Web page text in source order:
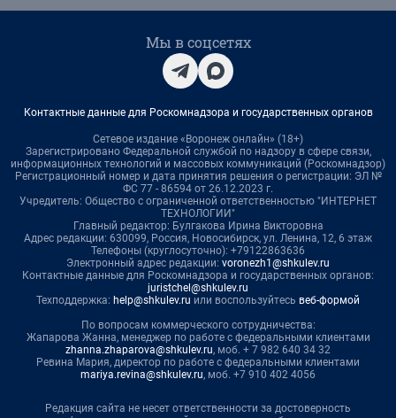
Мы в соцсетях
Контактные данные для Роскомнадзора и государственных органов
Сетевое издание «Воронеж онлайн» (18+)
Зарегистрировано Федеральной службой по надзору в сфере связи,
информационных технологий и массовых коммуникаций (Роскомнадзор)
Регистрационный номер и дата принятия решения о регистрации: ЭЛ №
ФС 77 - 86594 от 26.12.2023 г.
Учредитель: Общество с ограниченной ответственностью "ИНТЕРНЕТ
ТЕХНОЛОГИИ"
Главный редактор: Булгакова Ирина Викторовна
Адрес редакции: 630099, Россия, Новосибирск, ул. Ленина, 12, 6 этаж
Телефоны (круглосуточно): +79122863636
Электронный адрес редакции: voronezh1@shkulev.ru
Контактные данные для Роскомнадзора и государственных органов:
juristchel@shkulev.ru
Техподдержка: help@shkulev.ru или воспользуйтесь веб-формой
По вопросам коммерческого сотрудничества:
Жапарова Жанна, менеджер по работе с федеральными клиентами
zhanna.zhaparova@shkulev.ru, моб. + 7 982 640 34 32
Ревина Мария, директор по работе с федеральными клиентами
mariya.revina@shkulev.ru, моб. +7 910 402 4056
Редакция сайта не несет ответственности за достоверность